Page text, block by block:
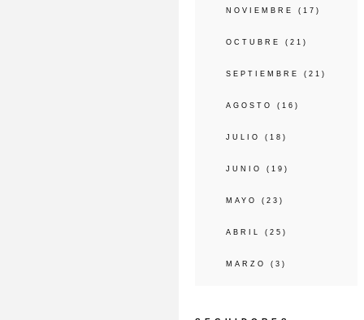
NOVIEMBRE (17)
OCTUBRE (21)
SEPTIEMBRE (21)
AGOSTO (16)
JULIO (18)
JUNIO (19)
MAYO (23)
ABRIL (25)
MARZO (3)